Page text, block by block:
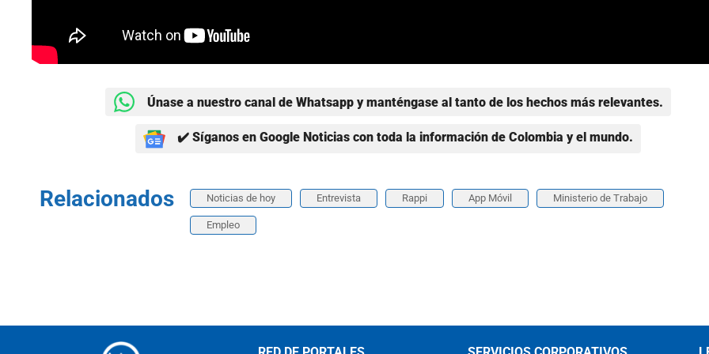
Únase a nuestro canal de Whatsapp y manténgase al tanto de los hechos más relevantes.
✔️ Síganos en Google Noticias con toda la información de Colombia y el mundo.
Relacionados Noticias de hoy Entrevista Rappi App Móvil Ministerio de Trabajo
Empleo